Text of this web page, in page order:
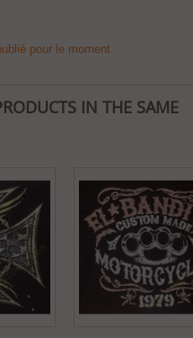
pour le moment.
IN THE SAME